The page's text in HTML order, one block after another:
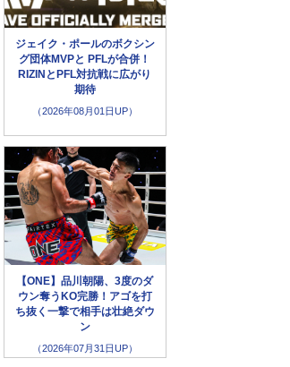
ジェイク・ポールのボクシン
グ団体MVPと PFLが合併！
RIZINとPFL対抗戦に広がり
期待
（2026年08月01日UP）
【ONE】品川朝陽、3度のダ
ウン奪うKO完勝！アゴを打
ち抜く一撃で相手は壮絶ダウ
ン
（2026年07月31日UP）